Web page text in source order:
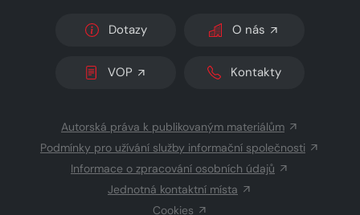
Dotazy O nás
VOP Kontakty
Autorská práva k publikovaným materiálům
Podmínky pro užívání služby informační společnosti
Informace o zpracování osobních údajů
Jednotná kontaktní místa
Cookies